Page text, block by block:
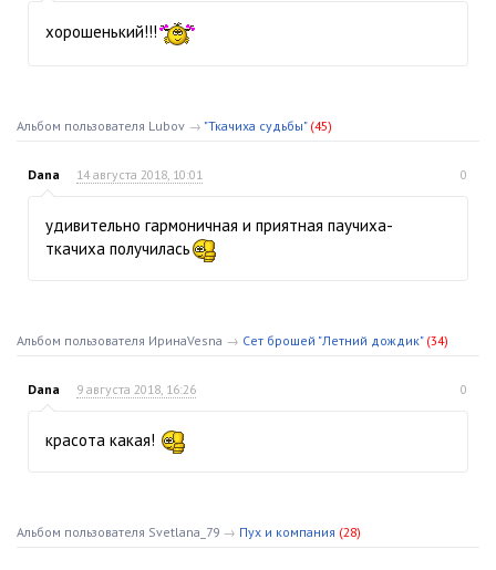
хорошенький!!!
Альбом пользователя Lubov → "Ткачиха судьбы" (45)
Dana 14 августа 2018, 10:01 0
удивительно гармоничная и приятная паучиха-
ткачиха получилась
Альбом пользователя ИринаVesna → Сет брошей "Летний дождик" (34)
Dana 9 августа 2018, 16:26 0
красота какая!
Альбом пользователя Svetlana_79 → Пух и компания (28)